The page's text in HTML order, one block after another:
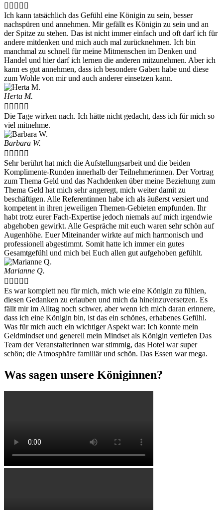
    
Ich kann tatsächlich das Gefühl eine Königin zu sein, besser
nachspüren und annehmen. Mir gefällt es Königin zu sein und an
der Spitze zu stehen. Das ist nicht immer einfach und oft darf ich für
andere mitdenken und mich auch mal zurücknehmen. Ich bin
manchmal zu schnell für meine Mitmenschen im Denken und
Handel und hier darf ich lernen die anderen mitzunehmen. Aber ich
kann es gut annehmen, dass ich besondere Gaben habe und diese
zum Wohle von mir und auch anderer einsetzen kann.
Herta M.
    
Die Tage wirken nach. Ich hätte nicht gedacht, dass ich für mich so
viel mitnehme.
Barbara W.
    
Sehr berührt hat mich die Aufstellungsarbeit und die beiden
Komplimente-Runden innerhalb der Teilnehmerinnen. Der Vortrag
zum Thema Geld und das Nachdenken über meine Beziehung zum
Thema Geld hat mich sehr angeregt, mich weiter damit zu
beschäftigen. Alle Referentinnen habe ich als äußerst versiert und
kompetent in ihren jeweiligen Themen-Gebieten empfunden. Ihr
habt trotz eurer Fach-Expertise jedoch niemals auf mich irgendwie
abgehoben gewirkt. Alle Gespräche mit euch waren sehr schön auf
Augenhöhe. Euer Miteinander wirkte auf mich harmonisch und
professionell abgestimmt. Somit hatte ich immer ein gutes
Gesamtgefühl und mich bei Euch allen gut aufgehoben gefühlt.
Marianne Q.
    
Es war komplett neu für mich, mich wie eine Königin zu fühlen,
diesen Gedanken zu erlauben und mich da hineinzuversetzen. Es
fällt mir im Alltag noch schwer, aber wenn ich mich daran erinnere,
dass ich eine Königin bin, ist das ein schönes, erhabenes Gefühl.
Was für mich auch ein wichtiger Aspekt war: Ich konnte mein
Geldmindset und generell mein Mindset als Königin vertiefen Das
Team der Veranstalterinnen war stimmig, das Hotel war super
schön; die Atmosphäre familiär und schön. Das Essen war mega.
Was sagen unsere Königinnen?